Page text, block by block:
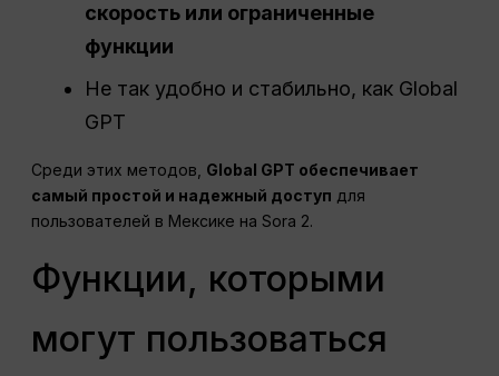
скорость или ограниченные
функции
Не так удобно и стабильно, как Global
GPT
Среди этих методов, Global GPT обеспечивает
самый простой и надежный доступ для
пользователей в Мексике на Sora 2.
Функции, которыми
могут пользоваться